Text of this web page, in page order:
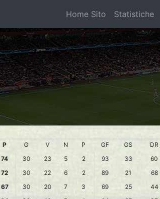
Home Sito Statistiche
P G V N P GF GS
DR
74 30 23 5 2 93 33
60
72 30 22 6 2 89 21
68
67 30 20 7 3 69 25
44